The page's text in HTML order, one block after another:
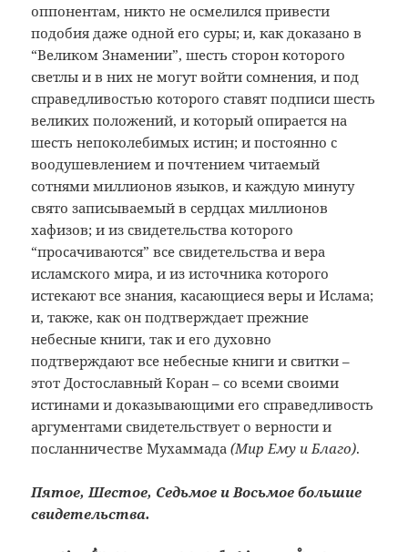
оппонентам, никто не осмелился привести
подобия даже одной его суры; и, как доказано в
“Великом Знамении”, шесть сторон которого
светлы и в них не могут войти сомнения, и под
справедливостью которого ставят подписи шесть
великих положений, и который опирается на
шесть непоколебимых истин; и постоянно с
воодушевлением и почтением читаемый
сотнями миллионов языков, и каждую минуту
свято записываемый в сердцах миллионов
хафизов; и из свидетельства которого
“просачиваются” все свидетельства и вера
исламского мира, и из источника которого
истекают все знания, касающиеся веры и Ислама;
и, также, как он подтверждает прежние
небесные книги, так и его духовно
подтверждают все небесные книги и свитки –
этот Достославный Коран – со всеми своими
истинами и доказывающими его справедливость
аргументами свидетельствует о верности и
посланничестве Мухаммада(Мир Ему и Благо).
Пятое, Шестое, Седьмое и Восьмое большие
свидетельства.